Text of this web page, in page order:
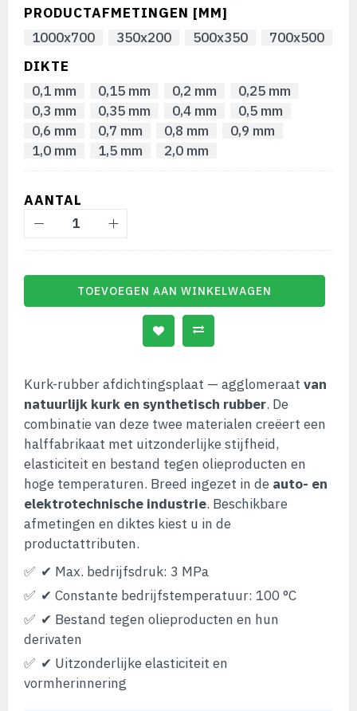
gallerijPRODUCTAFMETINGEN [MM]
1000x700
350x200 500x350
700x500
DIKTE
0,1 mm
0,15 mm 0,2 mm
0,25 mm
0,3 mm
0,35 mm 0,4 mm
0,5 mm
0,6 mm
0,7 mm 0,8 mm
0,9 mm
1,0 mm
1,5 mm 2,0 mm
AANTAL
TOEVOEGEN AAN WINKELWAGEN
Kurk-rubber afdichtingsplaat — agglomeraat van
natuurlijk kurk en synthetisch rubber. De
combinatie van deze twee materialen creëert een
halffabrikaat met uitzonderlijke stijfheid,
elasticiteit en bestand tegen olieproducten en
hoge temperaturen. Breed ingezet in de auto- en
elektrotechnische industrie. Beschikbare
afmetingen en diktes kiest u in de
productattributen.
✔ Max. bedrijfsdruk: 3 MPa
✔ Constante bedrijfstemperatuur: 100 °C
✔ Bestand tegen olieproducten en hun
derivaten
✔ Uitzonderlijke elasticiteit en
vormherinnering